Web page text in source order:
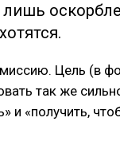
лишь
Цель (в
так же
и «получить,